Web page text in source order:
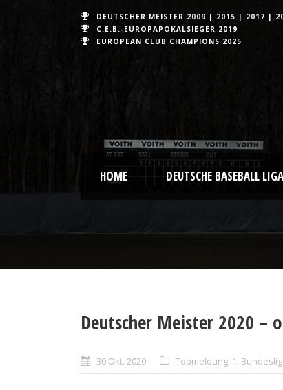
DEUTSCHER MEISTER 2009 | 2015 | 2017 |
C.E.B.-EUROPAPOKALSIEGER 2019
EUROPEAN CLUB CHAMPIONS 2025
HOME DEUTSCHE BASEBALL LIGA
Deutscher Meister 2020 –
30 Okt. 2020 Topmeldung, 1.